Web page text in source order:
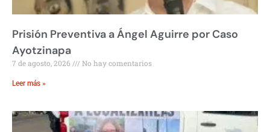
Prisión Preventiva a Ángel Aguirre por Caso
Ayotzinapa
7 de agosto, 2026 No hay comentarios
Leer más »